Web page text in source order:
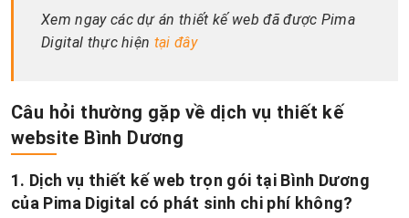
Xem ngay các dự án thiết kế web đã được Pima
Digital thực hiện tại đây
Câu hỏi thường gặp về dịch vụ thiết kế
website Bình Dương
1. Dịch vụ thiết kế web trọn gói tại Bình Dương
của Pima Digital có phát sinh chi phí không?